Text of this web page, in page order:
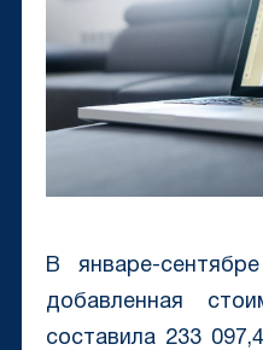
В январе-
добавленная
составила 233